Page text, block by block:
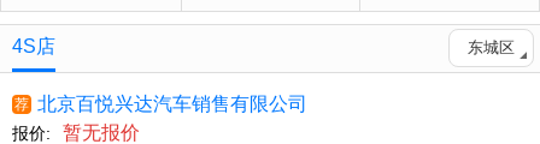
4S店 东城区
荐 北京百悦兴达汽车销售有限公司
报价: 暂无报价